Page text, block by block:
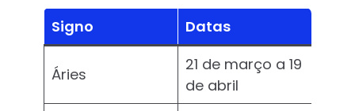
Signo Datas
Áries
21 de março a 19
de abril